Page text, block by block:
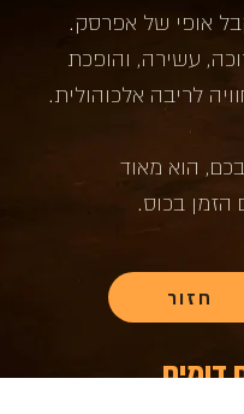
אופי של אפרסק.
עשירה, והופכת
לריבה אלכוהולית.
הוא מאוד
בכוס.
חזור
דומים